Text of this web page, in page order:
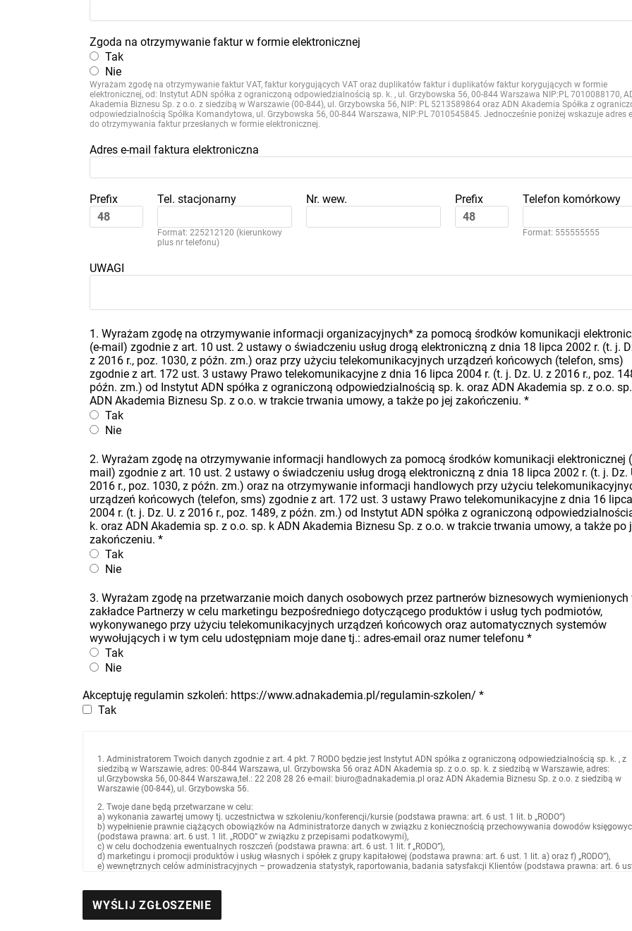
Zgoda na otrzymywanie faktur w formie elektronicznej
Tak
Nie
Wyrażam zgodę na otrzymywanie faktur VAT, faktur korygujących VAT oraz duplikatów faktur i duplikatów faktur korygujących w formie
elektronicznej, od: Instytut ADN spółka z ograniczoną odpowiedzialnością sp. k. , ul. Grzybowska 56, 00-844 Warszawa NIP:PL 7010088170,
Akademia Biznesu Sp. z o.o. z siedzibą w Warszawie (00-844), ul. Grzybowska 56, NIP: PL 5213589864 oraz ADN Akademia Spółka z
odpowiedzialnością Spółka Komandytowa, ul. Grzybowska 56, 00-844 Warszawa, NIP:PL 7010545845. Jednocześnie poniżej wskazuje adres
do otrzymywania faktur przesłanych w formie elektronicznej.
Adres e-mail faktura elektroniczna
Prefix Tel. stacjonarny
Format: 225212120 (kierunkowy
plus nr telefonu)
Nr. wew. Prefix Telefon komórkowy
Format: 555555555
UWAGI
1. Wyrażam zgodę na otrzymywanie informacji organizacyjnych* za pomocą środków komunikacji
(e-mail) zgodnie z art. 10 ust. 2 ustawy o świadczeniu usług drogą elektroniczną z dnia 18 lipca 2002 r. (t. j.
z 2016 r., poz. 1030, z późn. zm.) oraz przy użyciu telekomunikacyjnych urządzeń końcowych (telefon, sms)
zgodnie z art. 172 ust. 3 ustawy Prawo telekomunikacyjne z dnia 16 lipca 2004 r. (t. j. Dz. U. z 2016 r., poz.
późn. zm.) od Instytut ADN spółka z ograniczoną odpowiedzialnością sp. k. oraz ADN Akademia sp. z o.o.
ADN Akademia Biznesu Sp. z o.o. w trakcie trwania umowy, a także po jej zakończeniu. *
Tak
Nie
2. Wyrażam zgodę na otrzymywanie informacji handlowych za pomocą środków komunikacji elektronicznej
mail) zgodnie z art. 10 ust. 2 ustawy o świadczeniu usług drogą elektroniczną z dnia 18 lipca 2002 r. (t. j. Dz.
2016 r., poz. 1030, z późn. zm.) oraz na otrzymywanie informacji handlowych przy użyciu
urządzeń końcowych (telefon, sms) zgodnie z art. 172 ust. 3 ustawy Prawo telekomunikacyjne z dnia 16 lipca
2004 r. (t. j. Dz. U. z 2016 r., poz. 1489, z późn. zm.) od Instytut ADN spółka z ograniczoną
k. oraz ADN Akademia sp. z o.o. sp. k ADN Akademia Biznesu Sp. z o.o. w trakcie trwania umowy, a także po
zakończeniu. *
Tak
Nie
3. Wyrażam zgodę na przetwarzanie moich danych osobowych przez partnerów biznesowych wymienionych
zakładce Partnerzy w celu marketingu bezpośredniego dotyczącego produktów i usług tych podmiotów,
wykonywanego przy użyciu telekomunikacyjnych urządzeń końcowych oraz automatycznych systemów
wywołujących i w tym celu udostępniam moje dane tj.: adres-email oraz numer telefonu *
Tak
Nie
Akceptuję regulamin szkoleń: https://www.adnakademia.pl/regulamin-szkolen/ *
Tak
1. Administratorem Twoich danych zgodnie z art. 4 pkt. 7 RODO będzie jest Instytut ADN spółka z ograniczoną odpowiedzialnością sp. k. , z
siedzibą w Warszawie, adres: 00-844 Warszawa, ul. Grzybowska 56 oraz ADN Akademia sp. z o.o. sp. k. z siedzibą w Warszawie, adres:
ul.Grzybowska 56, 00-844 Warszawa,tel.: 22 208 28 26 e-mail: biuro@adnakademia.pl oraz ADN Akademia Biznesu Sp. z o.o. z siedzibą w
Warszawie (00-844), ul. Grzybowska 56.
2. Twoje dane będą przetwarzane w celu:
a) wykonania zawartej umowy tj. uczestnictwa w szkoleniu/konferencji/kursie (podstawa prawna: art. 6 ust. 1 lit. b „RODO”)
b) wypełnienie prawnie ciążących obowiązków na Administratorze danych w związku z koniecznością przechowywania dowodów
(podstawa prawna: art. 6 ust. 1 lit. „RODO” w związku z przepisami podatkowymi),
c) w celu dochodzenia ewentualnych roszczeń (podstawa prawna: art. 6 ust. 1 lit. f „RODO”),
d) marketingu i promocji produktów i usług własnych i spółek z grupy kapitałowej (podstawa prawna: art. 6 ust. 1 lit. a) oraz f) „RODO”),
e) wewnętrznych celów administracyjnych – prowadzenia statystyk, raportowania, badania satysfakcji Klientów (podstawa prawna: art. 6
3. Odbiorcami Twoich danych osobowych w związku z realizacją celów wskazanych w pkt. 2 mogą być:
a) osoby upoważnione przez Administratora – pracownicy oraz współpracownicy